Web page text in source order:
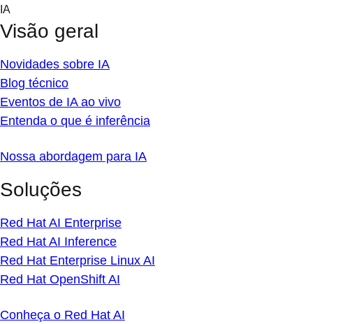
Skip
content
IA
Visão geral
Novidades sobre IA
Blog técnico
Eventos de IA ao vivo
Entenda o que é inferência
Nossa abordagem para IA
Soluções
Red Hat AI Enterprise
Red Hat AI Inference
Red Hat Enterprise Linux AI
Red Hat OpenShift AI
Conheça o Red Hat AI